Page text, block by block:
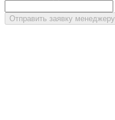
Отправить заявку менеджеру